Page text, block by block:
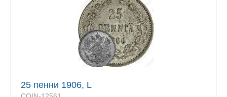
25 пенни 1906, L